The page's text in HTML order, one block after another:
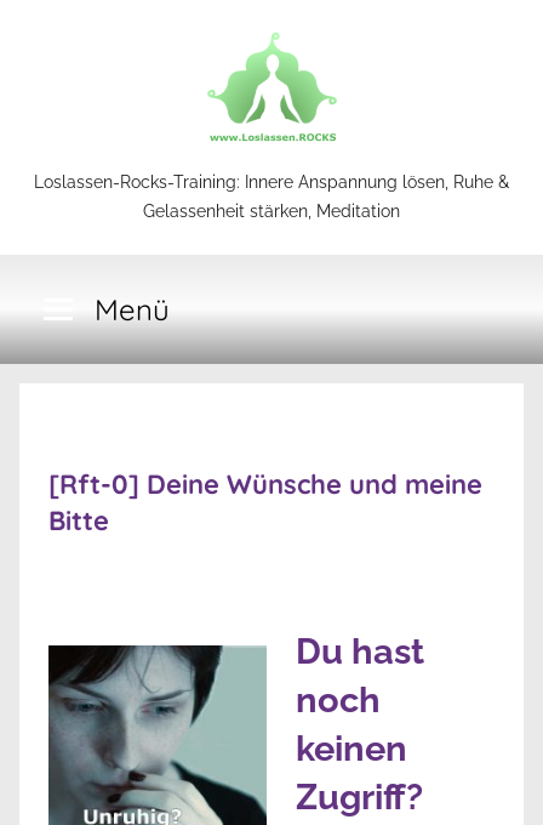
Loslassen-
Training
Loslassen-Rocks-Training: Innere Anspannung lösen, Ruhe &
Gelassenheit stärken, Meditation
Menü
[Rft-0] Deine Wünsche und meine
Bitte
Du hast
noch
keinen
Zugriff?